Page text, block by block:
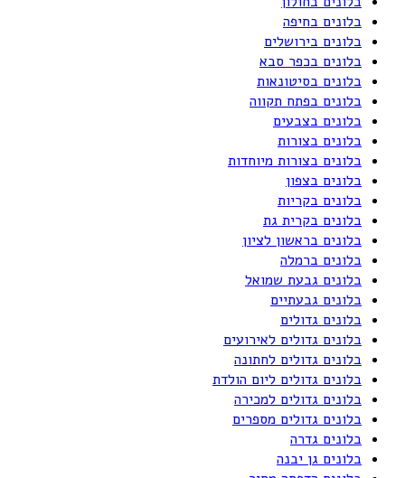
בלונים בחיפה
בלונים בירושלים
בלונים בכפר סבא
בלונים בסיטונאות
בלונים בפתח תקווה
בלונים בצבעים
בלונים בצורות
בלונים בצורות מיוחדות
בלונים בצפון
בלונים בקריות
בלונים בקרית גת
בלונים בראשון לציון
בלונים ברמלה
בלונים גבעת שמואל
בלונים גבעתיים
בלונים גדולים
בלונים גדולים לאירועים
בלונים גדולים לחתונה
בלונים גדולים ליום הולדת
בלונים גדולים למכירה
בלונים גדולים מספרים
בלונים גדרה
בלונים גן יבנה